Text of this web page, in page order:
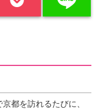
都を訪れるたびに、